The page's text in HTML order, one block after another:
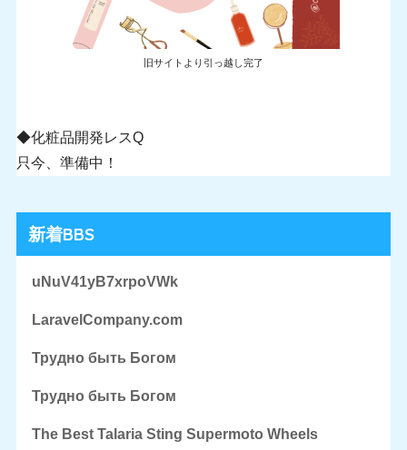
旧サイトより引っ越し完了
◆化粧品開発レスQ
只今、準備中！
新着BBS
uNuV41yB7xrpoVWk
LaravelCompany.com
Трудно быть Богом
Трудно быть Богом
The Best Talaria Sting Supermoto Wheels